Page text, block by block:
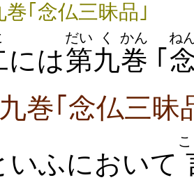
｢念仏三昧品｣
には第
だい
九
く
巻
かん
｢
ね
巻｢念仏三昧
いふにおいて